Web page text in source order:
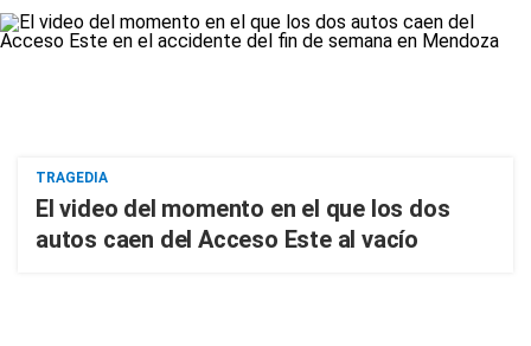
TRAGEDIA
El video del momento en el que los dos
autos caen del Acceso Este al vacío